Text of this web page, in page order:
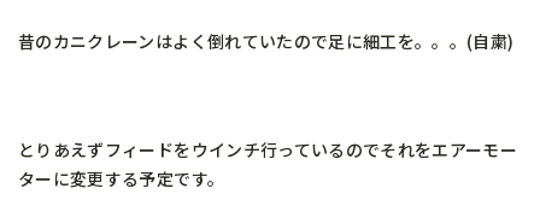
昔のカニクレーンはよく倒れていたので足に細工を。。。(自粛)
とりあえずフィードをウインチ行っているのでそれをエアーモー
ターに変更する予定です。